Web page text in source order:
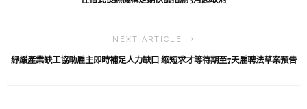
NEXT ARTICLE
紓緩產業缺工協助雇主即時補足人力缺口 縮短求才等待期至7天雇聘法草案預告